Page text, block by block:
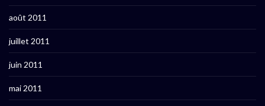
août 2011
juillet 2011
juin 2011
mai 2011